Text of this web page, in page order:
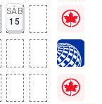
SÁB
15